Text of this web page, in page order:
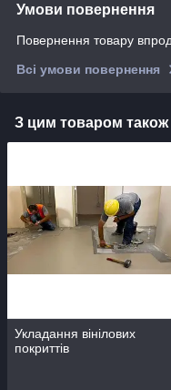
Умови повернення
Повернення товару
Всі умови повернення
З цим товаром
Укладання вінілових
покриттів